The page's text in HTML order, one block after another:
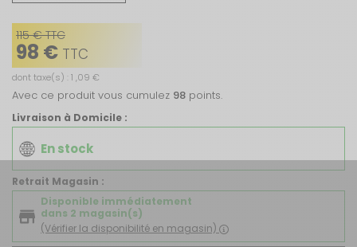
115 € TTC
98 € TTC
dont taxe(s) : 1 ,09 €
Avec ce produit vous cumulez 98 points.
Livraison à Domicile :
En stock
Retrait Magasin :
Disponible immédiatement
dans 2 magasin(s)
(Vérifier la disponibilité en magasin)